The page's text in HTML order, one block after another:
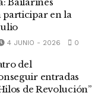
participar en la
4 JUNIO - 2026 0
del
entradas
de Revolución”